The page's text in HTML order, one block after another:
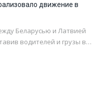
движение в
Беларусью и Латвией
водителей и грузы в…